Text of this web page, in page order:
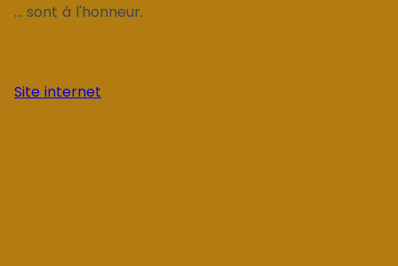
... sont à l'honneur.
Site internet